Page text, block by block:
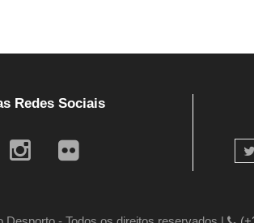
Redes Sociais